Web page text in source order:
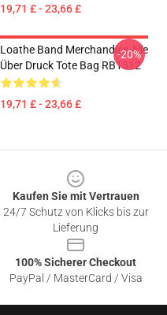
19,71 £ - 23,66 £
Loathe Band Merchandise Alle
Über Druck Tote Bag RB1512
19,71 £ - 23,66 £
-20%
Kaufen Sie mit Vertrauen
24/7 Schutz von Klicks bis zur
Lieferung
100% Sicherer Checkout
PayPal / MasterCard / Visa